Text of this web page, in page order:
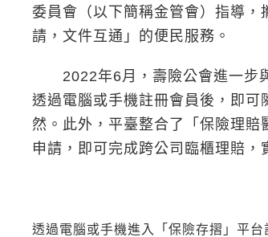
委員會（以下簡稱金管會）指導
請，文件互通」的便民服務。
2022年6月，壽險公會進一步與
透過電腦或手機註冊會員後，即
然。此外，平臺整合了「保險理
申請，即可完成跨公司臨櫃理賠，
透過電腦或手機進入「保險存摺」平